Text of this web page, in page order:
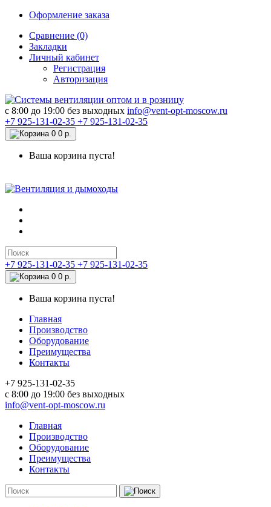
Оформление заказа
Сравнение (0)
Закладки
Личный кабинет
Регистрация
Авторизация
c 8:00 до 19:00 без выходных info@vent-opt-moscow.ru
+7 925-131-02-35 +7 925-131-02-35
0 0 р.
Ваша корзина пуста!
+7 925-131-02-35 +7 925-131-02-35
0 0 р.
Ваша корзина пуста!
Главная
Производство
Оборудование
Преимущества
Контакты
+7 925-131-02-35
c 8:00 до 19:00 без выходных
info@vent-opt-moscow.ru
Главная
Производство
Оборудование
Преимущества
Контакты